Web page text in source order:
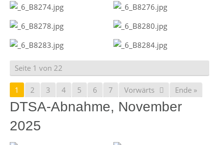
Seite 1 von 22
1 2 3 4 5 6 7 Vorwärts Ende »
DTSA-Abnahme, November
2025